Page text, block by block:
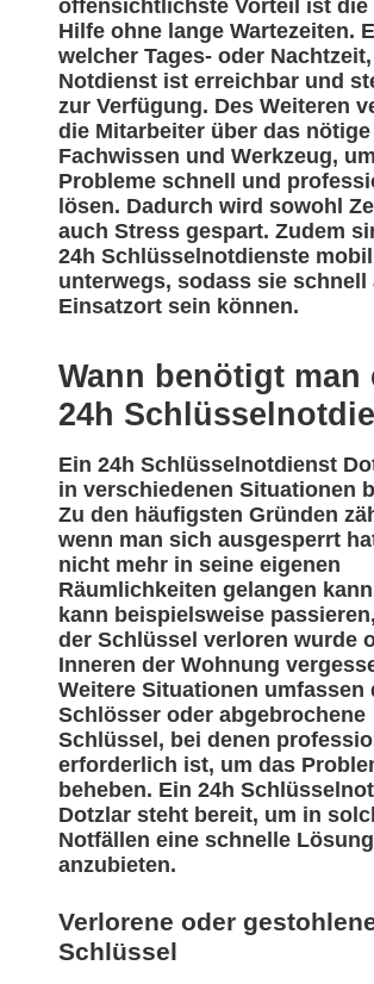
offensichtlichste Vorteil ist die
Hilfe ohne lange Wartezeiten.
welcher Tages- oder
Notdienst ist erreichbar und
zur Verfügung. Des Weiteren
die Mitarbeiter über das nötige
Fachwissen und Werkzeug, um
Probleme schnell und
lösen. Dadurch wird sowohl
auch Stress gespart. Zudem
24h Schlüsselnotdienste mobil
unterwegs, sodass sie schnell
Einsatzort sein können.
Wann benötigt man
24h
Ein 24h Schlüsselnotdienst
in verschiedenen Situationen
Zu den häufigsten Gründen
wenn man sich ausgesperrt
nicht mehr in seine eigenen
Räumlichkeiten gelangen
kann beispielsweise
der Schlüssel verloren wurde
Inneren der Wohnung
Weitere Situationen umfassen
Schlösser oder abgebrochene
Schlüssel, bei denen
erforderlich ist, um das
beheben. Ein 24h
Dotzlar steht bereit, um in
Notfällen eine schnelle Lösung
anzubieten.
Verlorene oder
Schlüssel